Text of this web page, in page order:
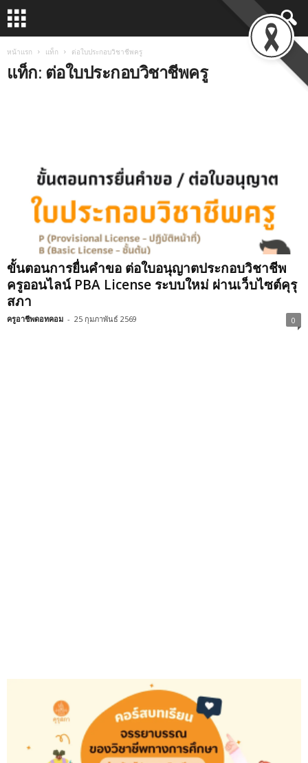
หน้าแรก แท็ก ต่อใบประกอบวิชาชีพครู
แท็ก: ต่อใบประกอบวิชาชีพครู
ขั้นตอนการยื่นคำขอ ต่อใบอนุญาตประกอบวิชาชีพ
ครูออนไลน์ PBA License ระบบใหม่ ผ่านเว็บไซต์คุรุ
สภา
ครูอาชีพดอทคอม - 25 กุมภาพันธ์ 2569 0